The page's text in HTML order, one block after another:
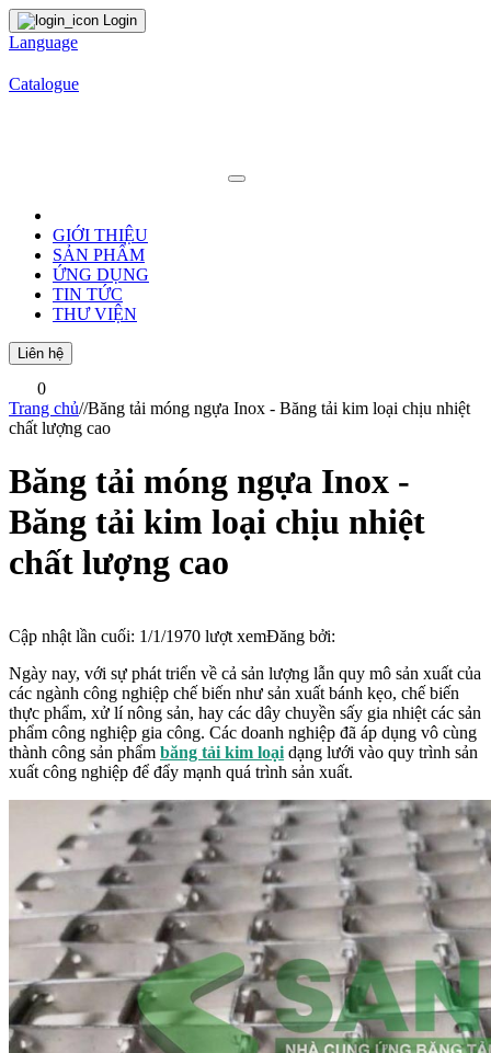
Login
Language
Catalogue
GIỚI THIỆU
SẢN PHẨM
ỨNG DỤNG
TIN TỨC
THƯ VIỆN
Liên hệ
0
Trang chủ//Băng tải móng ngựa Inox - Băng tải kim loại chịu nhiệt
chất lượng cao
Băng tải móng ngựa Inox -
Băng tải kim loại chịu nhiệt
chất lượng cao
Cập nhật lần cuối: 1/1/1970 lượt xemĐăng bởi:
Ngày nay, với sự phát triển về cả sản lượng lẫn quy mô sản xuất của
các ngành công nghiệp chế biến như sản xuất bánh kẹo, chế biến
thực phẩm, xử lí nông sản, hay các dây chuyền sấy gia nhiệt các sản
phẩm công nghiệp gia công. Các doanh nghiệp đã áp dụng vô cùng
thành công sản phẩm băng tải kim loại dạng lưới vào quy trình sản
xuất công nghiệp để đẩy mạnh quá trình sản xuất.